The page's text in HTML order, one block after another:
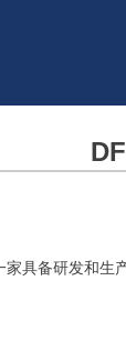
具备研发和生